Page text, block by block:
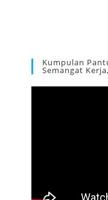
Kumpulan
Semangat